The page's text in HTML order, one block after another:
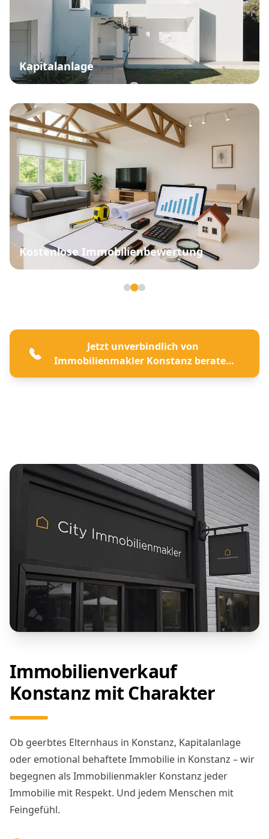
Kapitalanlage
Kostenlose Immobilienbewertung
Jetzt unverbindlich von
Immobilienmakler Konstanz beraten
lassen
Immobilienverkauf
Konstanz mit Charakter
Ob geerbtes Elternhaus in Konstanz, Kapitalanlage
oder emotional behaftete Immobilie in Konstanz – wir
begegnen als Immobilienmakler Konstanz jeder
Immobilie mit Respekt. Und jedem Menschen mit
Feingefühl.